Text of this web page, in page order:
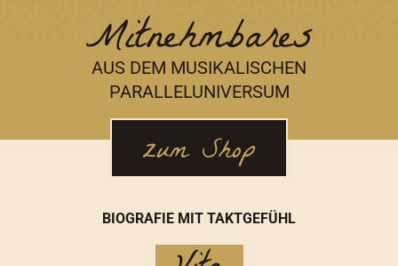
Mitnehmbares
AUS DEM MUSIKALISCHEN
PARALLELUNIVERSUM
zum Shop
BIOGRAFIE MIT TAKTGEFÜHL